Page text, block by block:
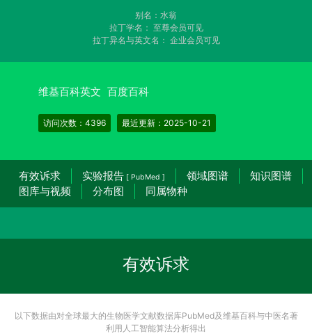
别名：水翁
拉丁学名： 至尊会员可见
拉丁异名与英文名： 企业会员可见
维基百科英文 百度百科
访问次数：4396 最近更新：2025-10-21
有效诉求 实验报告 [ PubMed ] 领域图谱
知识图谱
图库与视频
分布图 同属物种
有效诉求
以下数据由对全球最大的生物医学文献数据库PubMed及维基百科与中医名著
利用人工智能算法分析得出